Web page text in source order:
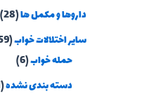
داروها و مکمل ها(28)
سایر اختلالات خواب(59)
حمله خواب(6)
دسته بندی نشده(1)